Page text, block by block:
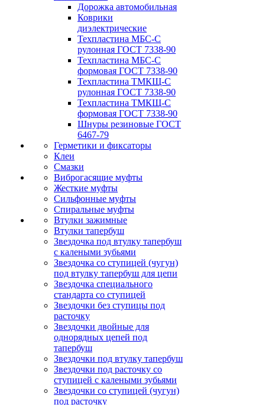
Дорожка автомобильная
Коврики
диэлектрические
Техпластина МБС-С
рулонная ГОСТ 7338-90
Техпластина МБС-С
формовая ГОСТ 7338-90
Техпластина ТМКЩ-С
рулонная ГОСТ 7338-90
Техпластина ТМКЩ-С
формовая ГОСТ 7338-90
Шнуры резиновые ГОСТ
6467-79
Герметики и фиксаторы
Клеи
Смазки
Виброгасящие муфты
Жесткие муфты
Сильфонные муфты
Спиральные муфты
Втулки зажимные
Втулки тапербуш
Звездочка под втулку тапербуш
c калеными зубьями
Звездочка со ступицей (чугун)
под втулку тапербуш для цепи
Звездочка специального
стандарта со ступицей
Звездочки без ступицы под
расточку
Звездочки двойные для
однорядных цепей под
тапербуш
Звездочки под втулку тапербуш
Звездочки под расточку со
ступицей с калеными зубьями
Звездочки со ступицей (чугун)
под расточку